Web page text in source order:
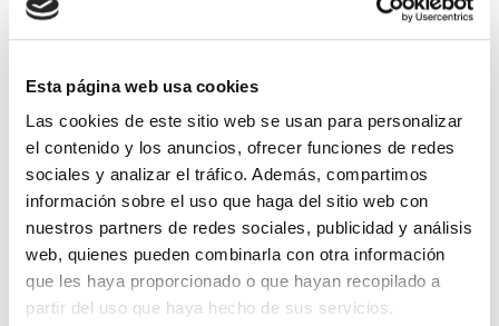
Esta página web usa cookies
Las cookies de este sitio web se usan para personalizar
el contenido y los anuncios, ofrecer funciones de redes
sociales y analizar el tráfico. Además, compartimos
información sobre el uso que haga del sitio web con
nuestros partners de redes sociales, publicidad y análisis
web, quienes pueden combinarla con otra información
que les haya proporcionado o que hayan recopilado a
partir del uso que haya hecho de sus servicios.